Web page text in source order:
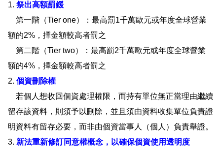
1. 祭出高額罰鍰
第一階（Tier one）：最高罰1千萬歐元或年度全球營業
額的2%，擇金額較高者罰之
第二階（Tier two）：最高罰2千萬歐元或年度全球營業
額的4%，擇金額較高者罰之
2. 個資刪除權
若個人想收回個資處理權限，而持有單位無正當理由繼續
留存該資料，則須予以刪除，並且須由資料收集單位負責證
明資料有留存必要，而非由個資當事人（個人）負責舉證。
3. 新法重新修訂同意權概念，以確保個資使用透明度